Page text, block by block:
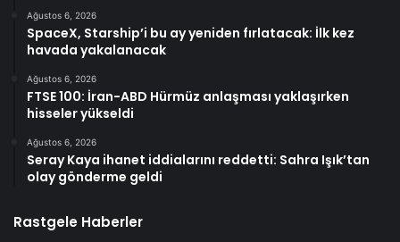
Ağustos 6, 2026
SpaceX, Starship’i bu ay yeniden fırlatacak: İlk kez
havada yakalanacak
Ağustos 6, 2026
FTSE 100: İran-ABD Hürmüz anlaşması yaklaşırken
hisseler yükseldi
Ağustos 6, 2026
Seray Kaya ihanet iddialarını reddetti: Sahra Işık’tan
olay gönderme geldi
Rastgele Haberler